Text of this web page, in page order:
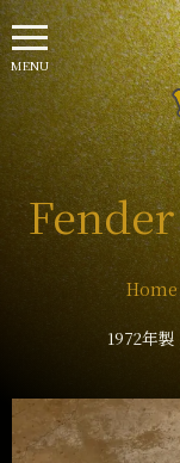
Home
1972年
MENU